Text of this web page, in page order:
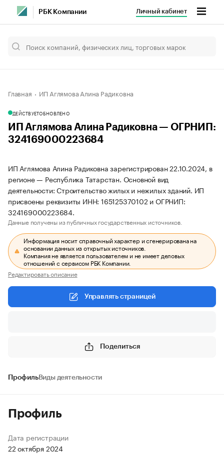
РБК Компании Личный кабинет
Главная ИП Аглямова Алина Радиковна
ДЕЙСТВУЕТОБНОВЛЕНО
ИП Аглямова Алина Радиковна — ОГРНИП:
324169000223684
ИП Аглямова Алина Радиковна зарегистрирован 22.10.2024, в
регионе — Республика Татарстан. Основной вид
деятельности: Строительство жилых и нежилых зданий. ИП
присвоены реквизиты ИНН: 165125370102 и ОГРНИП:
324169000223684.
Данные получены из публичных государственных источников.
Информация носит справочный характер и сгенерирована на
основании данных из открытых источников.
Компания не является пользователем и не имеет деловых
отношений с сервисом РБК Компании.
Редактировать описание
Управлять страницей
Поделиться
ПрофильВиды деятельности
Профиль
Дата регистрации
22 октября 2024